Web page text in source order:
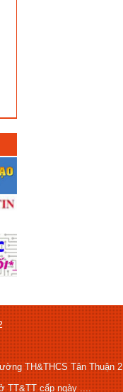
TH&THCS Tân Thuận 2
TT&TT cấp ngày ....